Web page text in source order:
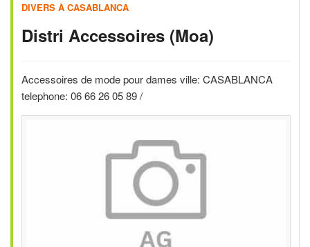
DIVERS À CASABLANCA
Distri Accessoires (Moa)
Accessoires de mode pour dames ville: CASABLANCA
telephone: 06 66 26 05 89 /